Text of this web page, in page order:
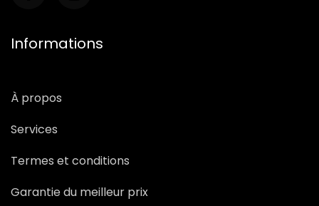
Informations
À propos
Services
Termes et conditions
Garantie du meilleur prix